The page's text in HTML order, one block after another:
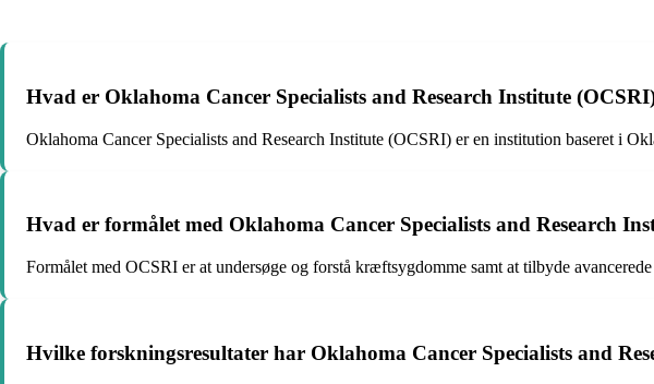
Hvad er Oklahoma Cancer Specialists and Research Institute
Oklahoma Cancer Specialists and Research Institute (OCSRI) er en institution baseret i
Hvad er formålet med Oklahoma Cancer Specialists and Research
Formålet med OCSRI er at undersøge og forstå kræftsygdomme samt at tilbyde
Hvilke forskningsresultater har Oklahoma Cancer Specialists and